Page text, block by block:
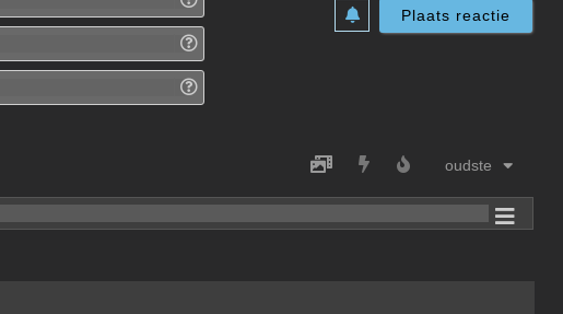
E-
Website
oudste